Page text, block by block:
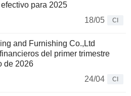
para 2025
18/05
CI
and Furnishing Co.,Ltd
del primer trimestre
de 2026
24/04
CI